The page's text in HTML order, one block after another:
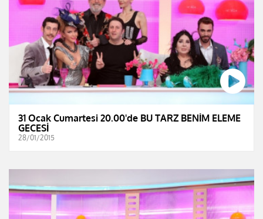
31 Ocak Cumartesi 20.00'de BU TARZ BENİM ELEME
GECESİ
28/01/2015